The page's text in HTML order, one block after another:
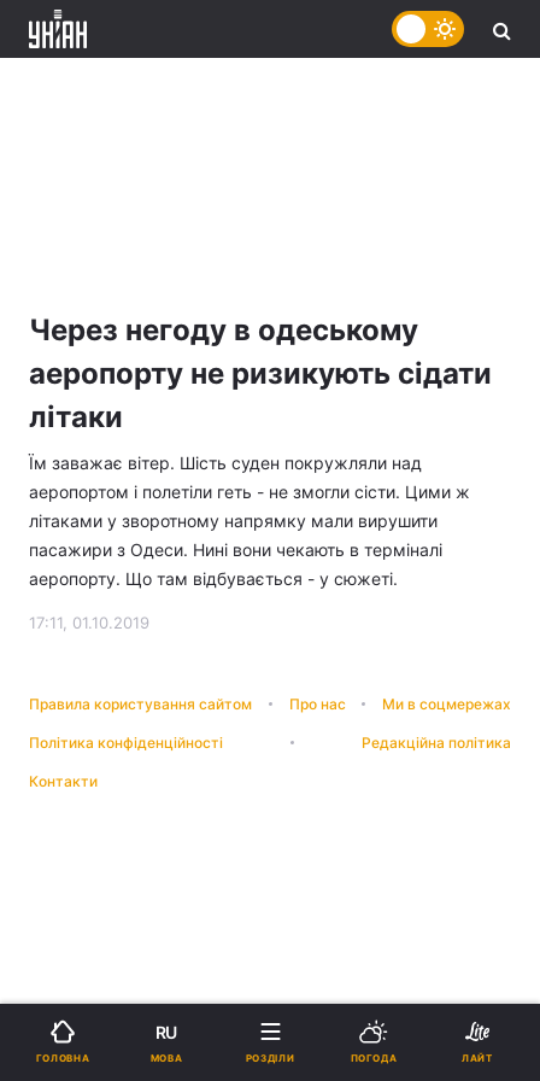
Через негоду в одеському
аеропорту не ризикують сідати
літаки
Їм заважає вітер. Шість суден покружляли над
аеропортом і полетіли геть - не змогли сісти. Цими ж
літаками у зворотному напрямку мали вирушити
пасажири з Одеси. Нині вони чекають в терміналі
аеропорту. Що там відбувається - у сюжеті.
17:11, 01.10.2019
Правила користування сайтом Про нас Ми в соцмережах
Політика конфіденційності Редакційна політика
Контакти
ГОЛОВНА
RU
МОВА РОЗДІЛИ ПОГОДА ЛАЙТ